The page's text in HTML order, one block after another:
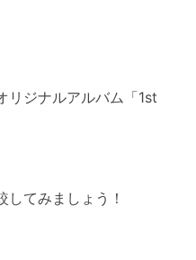
リジナルアルバム「1st
てみましょう！